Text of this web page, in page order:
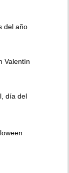
del año
Valentín
día del